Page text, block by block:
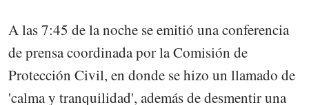
A las 7:45 de la noche se emitió una conferencia
de prensa coordinada por la Comisión de
Protección Civil, en donde se hizo un llamado de
'calma y tranquilidad', además de desmentir una